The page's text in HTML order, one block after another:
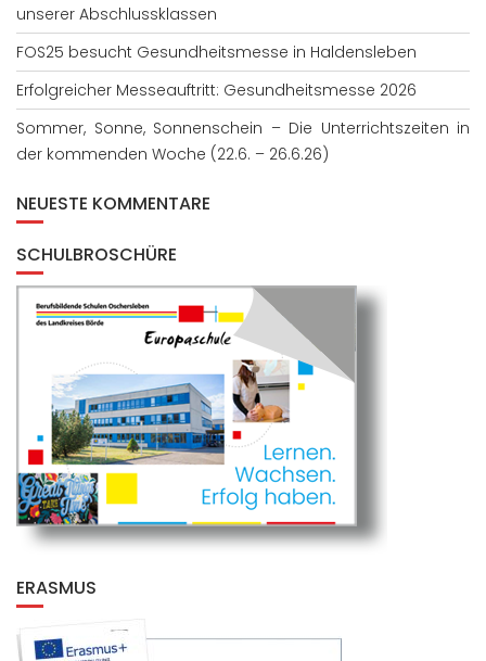
unserer Abschlussklassen
FOS25 besucht Gesundheitsmesse in Haldensleben
Erfolgreicher Messeauftritt: Gesundheitsmesse 2026
Sommer, Sonne, Sonnenschein – Die Unterrichtszeiten in
der kommenden Woche (22.6. – 26.6.26)
NEUESTE KOMMENTARE
SCHULBROSCHÜRE
ERASMUS